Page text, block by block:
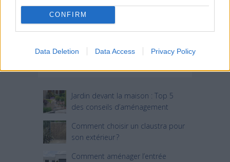
CONFIRM
Data Deletion Data Access Privacy Policy
Jardin devant la maison : Top 5
des conseils d’aménagement
Comment choisir un claustra pour
son extérieur ?
Comment aménager l’entrée